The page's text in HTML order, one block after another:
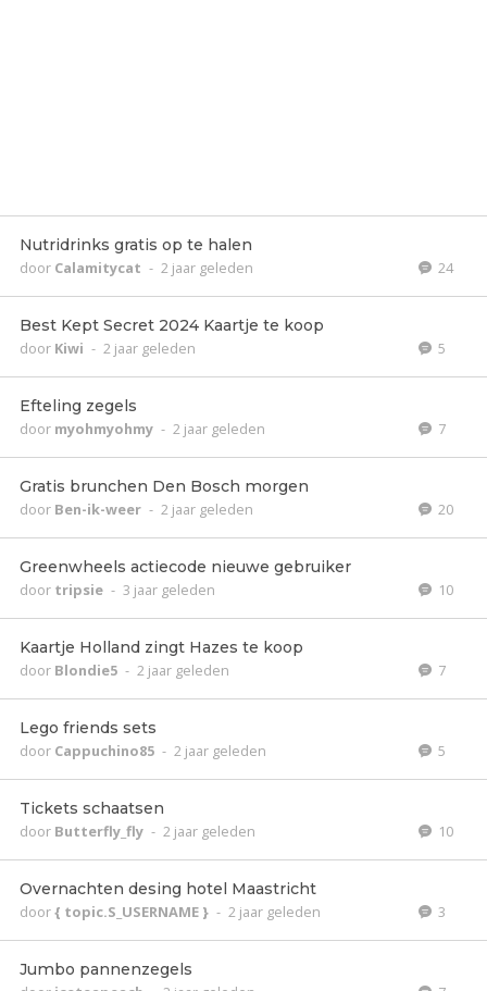
Nutridrinks gratis op te halen
door Calamitycat - 2 jaar geleden 24
Best Kept Secret 2024 Kaartje te koop
door Kiwi - 2 jaar geleden 5
Efteling zegels
door myohmyohmy - 2 jaar geleden 7
Gratis brunchen Den Bosch morgen
door Ben-ik-weer - 2 jaar geleden 20
Greenwheels actiecode nieuwe gebruiker
door tripsie - 3 jaar geleden 10
Kaartje Holland zingt Hazes te koop
door Blondie5 - 2 jaar geleden 7
Lego friends sets
door Cappuchino85 - 2 jaar geleden 5
Tickets schaatsen
door Butterfly_fly - 2 jaar geleden 10
Overnachten desing hotel Maastricht
door{ topic.S_USERNAME } - 2 jaar geleden 3
Jumbo pannenzegels